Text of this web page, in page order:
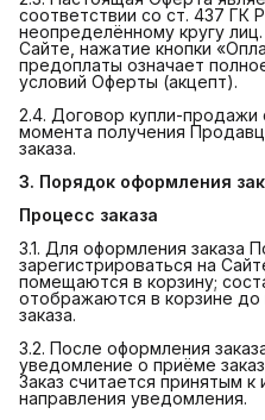
соответствии со ст. 437 ГК
неопределённому кругу
Сайте, нажатие кнопки
предоплаты означает
условий Оферты (акцепт).
2.4. Договор купли-продажи
момента получения
заказа.
3. Порядок оформления
Процесс заказа
3.1. Для оформления заказа
зарегистрироваться на
помещаются в корзину;
отображаются в корзине
заказа.
3.2. После оформления
уведомление о приёме
Заказ считается принятым
направления уведомления.